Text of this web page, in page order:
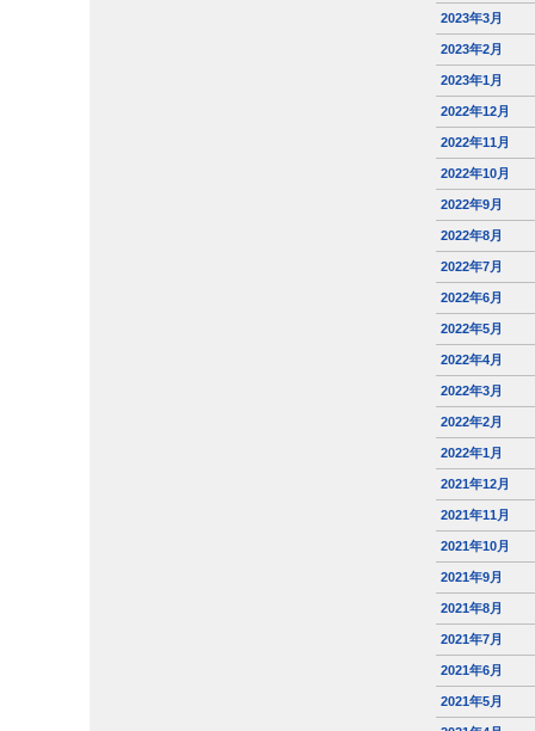
2023年3月
2023年2月
2023年1月
2022年12月
2022年11月
2022年10月
2022年9月
2022年8月
2022年7月
2022年6月
2022年5月
2022年4月
2022年3月
2022年2月
2022年1月
2021年12月
2021年11月
2021年10月
2021年9月
2021年8月
2021年7月
2021年6月
2021年5月